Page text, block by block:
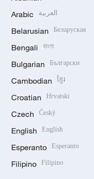
Arabic العربية
Belarusian Беларуская
Bengali বাংলা
Bulgarian Български
Cambodian ខ្មែរ
Croatian Hrvatski
Czech Český
English English
Esperanto Esperanto
Filipino Filipino